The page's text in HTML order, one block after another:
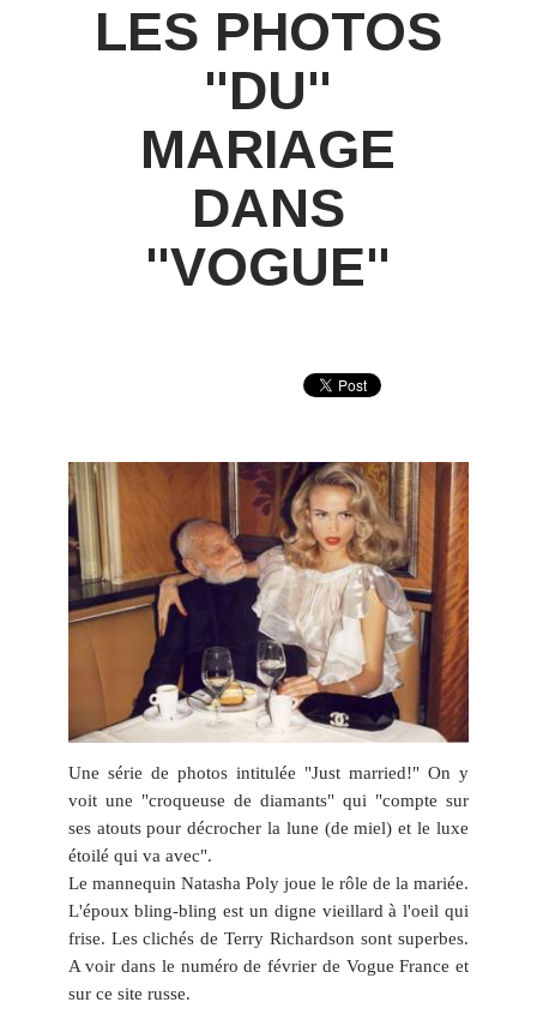
LES PHOTOS
"DU"
MARIAGE
DANS
"VOGUE"
Une série de photos intitulée "Just married!" On y
voit une "croqueuse de diamants" qui "compte sur
ses atouts pour décrocher la lune (de miel) et le luxe
étoilé qui va avec".
Le mannequin Natasha Poly joue le rôle de la mariée.
L'époux bling-bling est un digne vieillard à l'oeil qui
frise. Les clichés de Terry Richardson sont superbes.
A voir dans le numéro de février de Vogue France et
sur ce site russe.